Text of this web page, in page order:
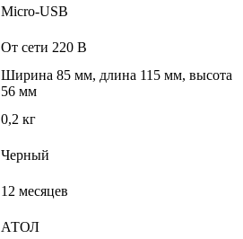
Micro-USB
От сети 220 В
Ширина 85 мм, длина 115 мм, высота
56 мм
0,2 кг
Черный
12 месяцев
АТОЛ